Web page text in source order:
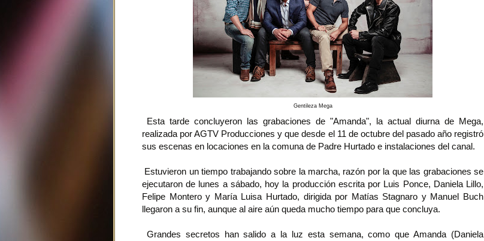
Gentileza Mega
Esta tarde concluyeron las grabaciones de "Amanda", la actual diurna de Mega,
realizada por AGTV Producciones y que desde el 11 de octubre del pasado año registró
sus escenas en locaciones en la comuna de Padre Hurtado e instalaciones del canal.
Estuvieron un tiempo trabajando sobre la marcha, razón por la que las grabaciones se
ejecutaron de lunes a sábado, hoy la producción escrita por Luis Ponce, Daniela Lillo,
Felipe Montero y María Luisa Hurtado, dirigida por Matías Stagnaro y Manuel Buch
llegaron a su fin, aunque al aire aún queda mucho tiempo para que concluya.
Grandes secretos han salido a la luz esta semana, como que Amanda (Daniela